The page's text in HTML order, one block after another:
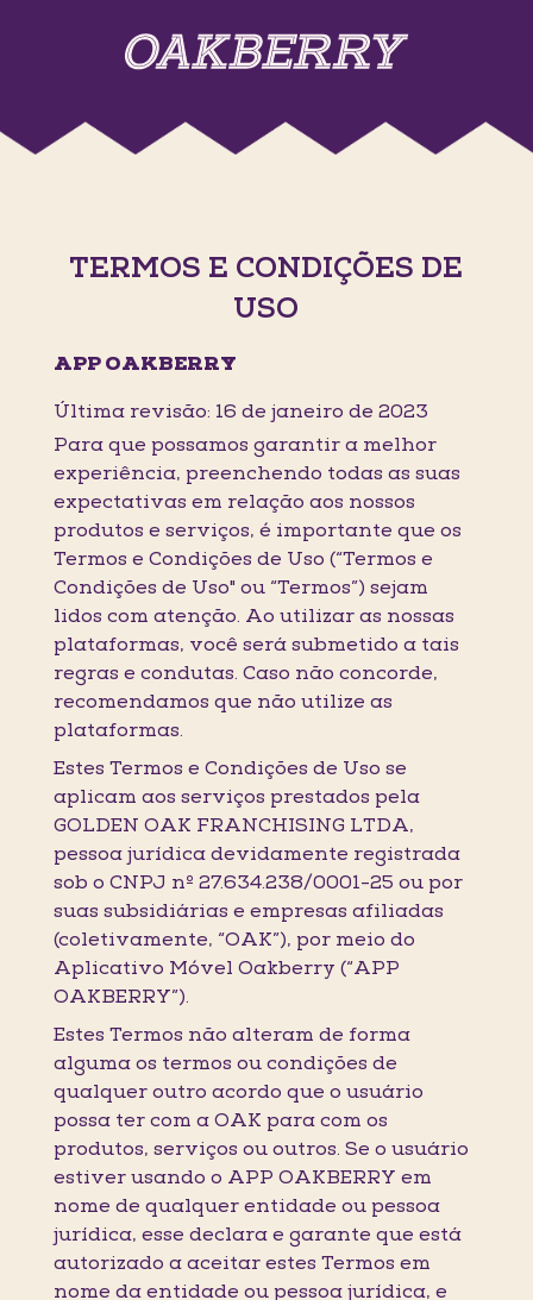
TERMOS E CONDIÇÕES DE
USO
APP OAKBERRY
Última revisão: 16 de janeiro de 2023
Para que possamos garantir a melhor
experiência, preenchendo todas as suas
expectativas em relação aos nossos
produtos e serviços, é importante que os
Termos e Condições de Uso (“Termos e
Condições de Uso" ou “Termos”) sejam
lidos com atenção. Ao utilizar as nossas
plataformas, você será submetido a tais
regras e condutas. Caso não concorde,
recomendamos que não utilize as
plataformas.
Estes Termos e Condições de Uso se
aplicam aos serviços prestados pela
GOLDEN OAK FRANCHISING LTDA,
pessoa jurídica devidamente registrada
sob o CNPJ nº 27.634.238/0001-25 ou por
suas subsidiárias e empresas afiliadas
(coletivamente, “OAK”), por meio do
Aplicativo Móvel Oakberry (“APP
OAKBERRY”).
Estes Termos não alteram de forma
alguma os termos ou condições de
qualquer outro acordo que o usuário
possa ter com a OAK para com os
produtos, serviços ou outros. Se o usuário
estiver usando o APP OAKBERRY em
nome de qualquer entidade ou pessoa
jurídica, esse declara e garante que está
autorizado a aceitar estes Termos em
nome da entidade ou pessoa jurídica, e